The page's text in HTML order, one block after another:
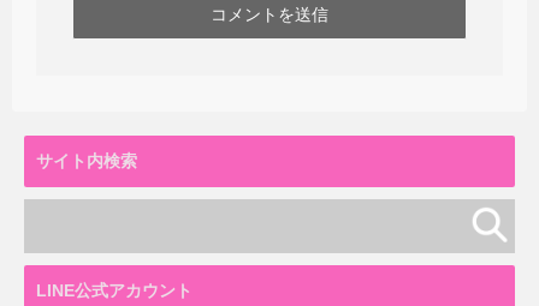
サイト内検索
LINE公式アカウント